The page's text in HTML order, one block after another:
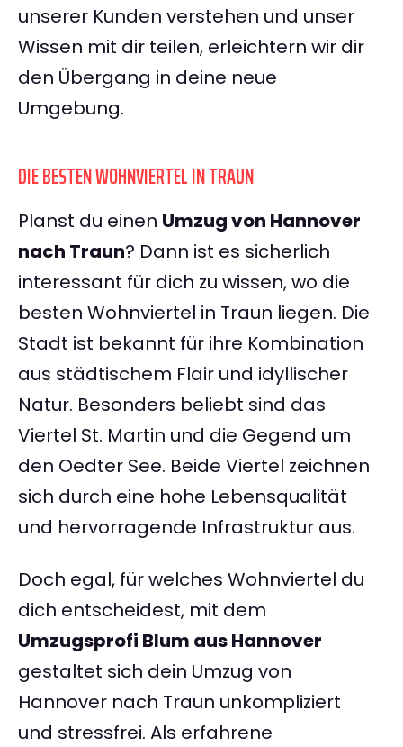
unserer Kunden verstehen und unser
Wissen mit dir teilen, erleichtern wir dir
den Übergang in deine neue
Umgebung.
DIE BESTEN WOHNVIERTEL IN TRAUN
Planst du einen Umzug von Hannover
nach Traun? Dann ist es sicherlich
interessant für dich zu wissen, wo die
besten Wohnviertel in Traun liegen. Die
Stadt ist bekannt für ihre Kombination
aus städtischem Flair und idyllischer
Natur. Besonders beliebt sind das
Viertel St. Martin und die Gegend um
den Oedter See. Beide Viertel zeichnen
sich durch eine hohe Lebensqualität
und hervorragende Infrastruktur aus.
Doch egal, für welches Wohnviertel du
dich entscheidest, mit dem
Umzugsprofi Blum aus Hannover
gestaltet sich dein Umzug von
Hannover nach Traun unkompliziert
und stressfrei. Als erfahrene